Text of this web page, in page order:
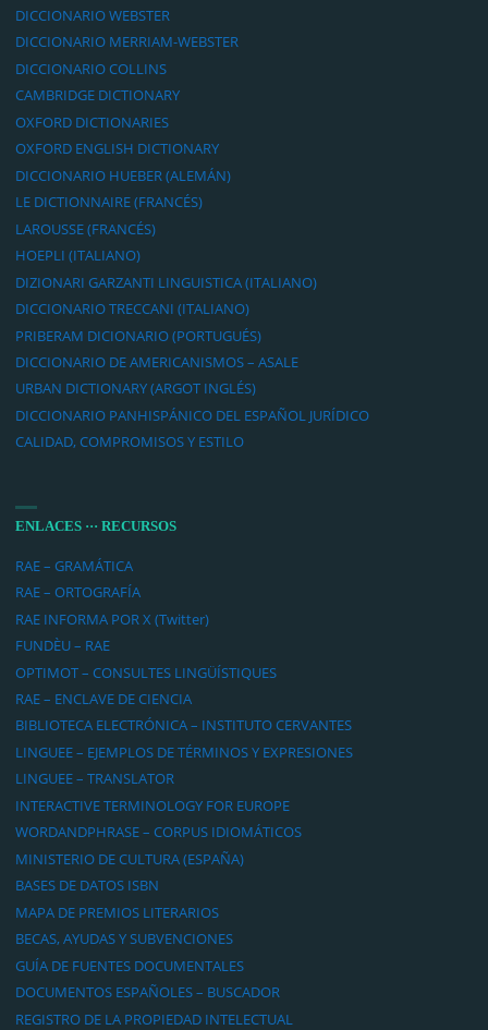
DICCIONARIO WEBSTER
DICCIONARIO MERRIAM-WEBSTER
DICCIONARIO COLLINS
CAMBRIDGE DICTIONARY
OXFORD DICTIONARIES
OXFORD ENGLISH DICTIONARY
DICCIONARIO HUEBER (ALEMÁN)
LE DICTIONNAIRE (FRANCÉS)
LAROUSSE (FRANCÉS)
HOEPLI (ITALIANO)
DIZIONARI GARZANTI LINGUISTICA (ITALIANO)
DICCIONARIO TRECCANI (ITALIANO)
PRIBERAM DICIONARIO (PORTUGUÉS)
DICCIONARIO DE AMERICANISMOS – ASALE
URBAN DICTIONARY (ARGOT INGLÉS)
DICCIONARIO PANHISPÁNICO DEL ESPAÑOL JURÍDICO
CALIDAD, COMPROMISOS Y ESTILO
ENLACES ··· RECURSOS
RAE – GRAMÁTICA
RAE – ORTOGRAFÍA
RAE INFORMA POR X (Twitter)
FUNDÈU – RAE
OPTIMOT – CONSULTES LINGÜÍSTIQUES
RAE – ENCLAVE DE CIENCIA
BIBLIOTECA ELECTRÓNICA – INSTITUTO CERVANTES
LINGUEE – EJEMPLOS DE TÉRMINOS Y EXPRESIONES
LINGUEE – TRANSLATOR
INTERACTIVE TERMINOLOGY FOR EUROPE
WORDANDPHRASE – CORPUS IDIOMÁTICOS
MINISTERIO DE CULTURA (ESPAÑA)
BASES DE DATOS ISBN
MAPA DE PREMIOS LITERARIOS
BECAS, AYUDAS Y SUBVENCIONES
GUÍA DE FUENTES DOCUMENTALES
DOCUMENTOS ESPAÑOLES – BUSCADOR
REGISTRO DE LA PROPIEDAD INTELECTUAL